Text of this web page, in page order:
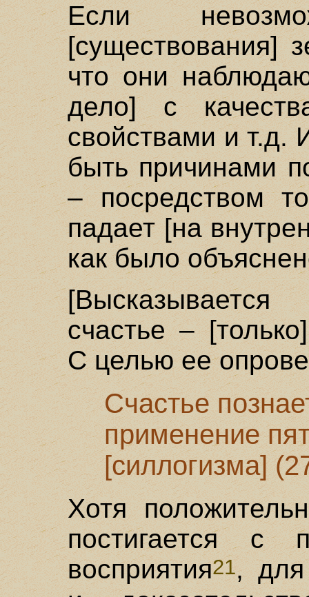
Если
[существования]
что они
дело] с
свойствами и т.д.
быть причинами
– посредством
падает [на
как было
счастье –
С целью ее
Счастье
применение
[силлогизма]
Хотя
постигается с
восприятия21, для